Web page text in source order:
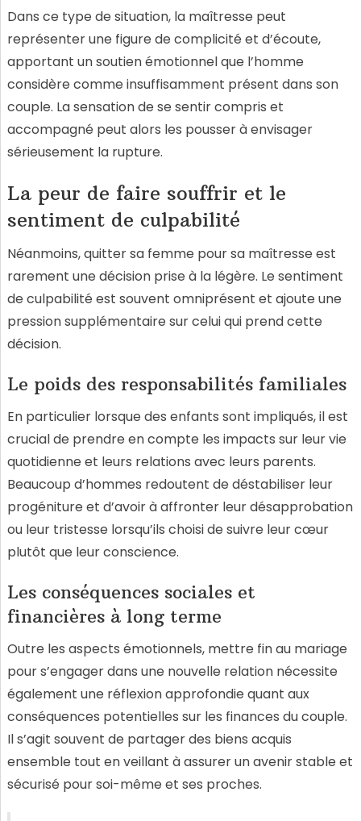
Dans ce type de situation, la maîtresse peut
représenter une figure de complicité et d’écoute,
apportant un soutien émotionnel que l’homme
considère comme insuffisamment présent dans son
couple. La sensation de se sentir compris et
accompagné peut alors les pousser à envisager
sérieusement la rupture.
La peur de faire souffrir et le
sentiment de culpabilité
Néanmoins, quitter sa femme pour sa maîtresse est
rarement une décision prise à la légère. Le sentiment
de culpabilité est souvent omniprésent et ajoute une
pression supplémentaire sur celui qui prend cette
décision.
Le poids des responsabilités familiales
En particulier lorsque des enfants sont impliqués, il est
crucial de prendre en compte les impacts sur leur vie
quotidienne et leurs relations avec leurs parents.
Beaucoup d’hommes redoutent de déstabiliser leur
progéniture et d’avoir à affronter leur désapprobation
ou leur tristesse lorsqu’ils choisi de suivre leur cœur
plutôt que leur conscience.
Les conséquences sociales et
financières à long terme
Outre les aspects émotionnels, mettre fin au mariage
pour s’engager dans une nouvelle relation nécessite
également une réflexion approfondie quant aux
conséquences potentielles sur les finances du couple.
Il s’agit souvent de partager des biens acquis
ensemble tout en veillant à assurer un avenir stable et
sécurisé pour soi-même et ses proches.